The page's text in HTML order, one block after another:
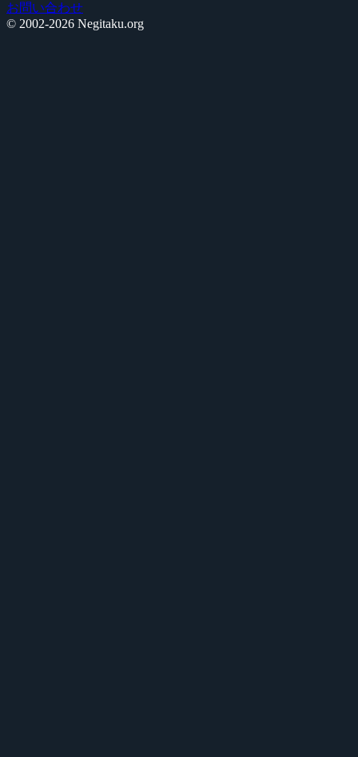
お問い合わせ
© 2002-2026 Negitaku.org